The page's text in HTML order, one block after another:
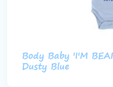
Body Baby 'I'M
Dusty Blue